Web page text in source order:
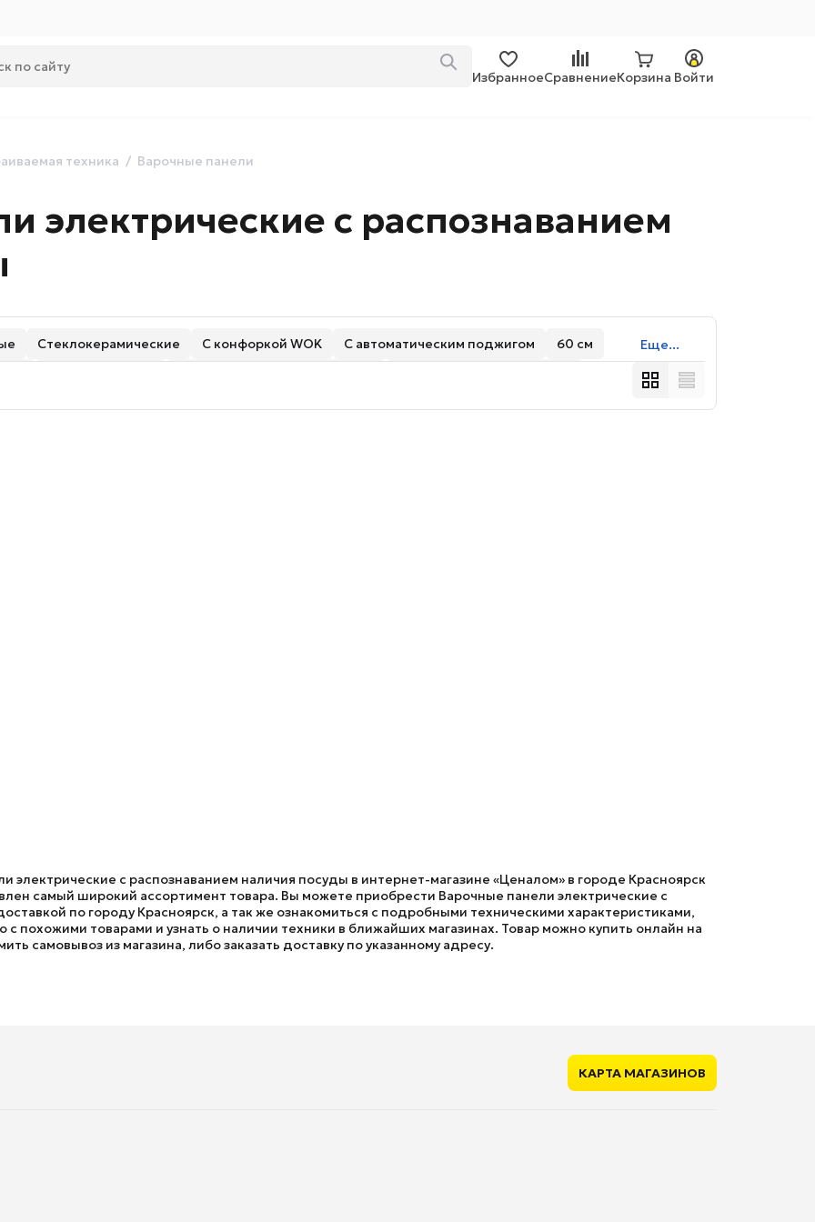
ИзбранноеСравнениеКорзина Войти
техника Варочные панели
электрические с распознаванием
Еще...
Стеклокерамические С конфоркой WOK С автоматическим поджигом
60 см
рамкой С овальной зоной нагрева С быстрым нагревом
С индикатором тепла
электрические с распознаванием наличия посуды в интернет-магазине «Ценалом» в городе Красноярск
самый широкий ассортимент товара. Вы можете приобрести Варочные панели электрические с
по городу Красноярск, а так же ознакомиться с подробными техническими характеристиками,
похожими товарами и узнать о наличии техники в ближайших магазинах. Товар можно купить онлайн на
самовывоз из магазина, либо заказать доставку по указанному адресу.
КАРТА МАГАЗИНОВ